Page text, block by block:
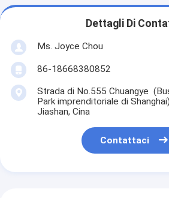
Dettagli Di
Ms. Joyce Chou
86-18668380852
Strada di No.555 Chuangye
Park imprenditoriale di
Jiashan, Cina
Contattaci